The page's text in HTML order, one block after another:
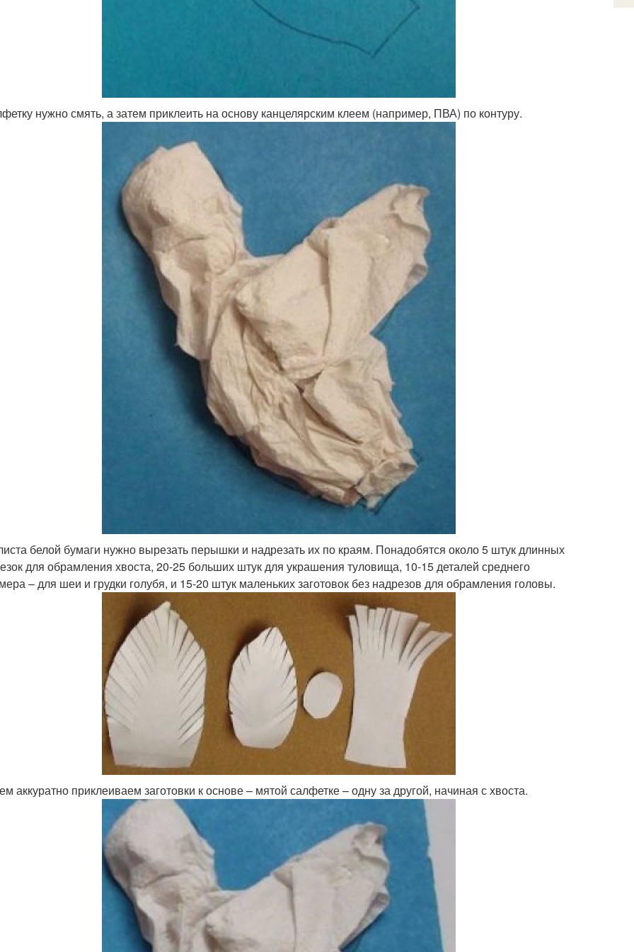
нужно смять, а затем приклеить на основу канцелярским клеем (например, ПВА) по контуру.
белой бумаги нужно вырезать перышки и надрезать их по краям. Понадобятся около 5 штук длинных
для обрамления хвоста, 20-25 больших штук для украшения туловища, 10-15 деталей среднего
– для шеи и грудки голубя, и 15-20 штук маленьких заготовок без надрезов для обрамления головы.
аккуратно приклеиваем заготовки к основе – мятой салфетке – одну за другой, начиная с хвоста.